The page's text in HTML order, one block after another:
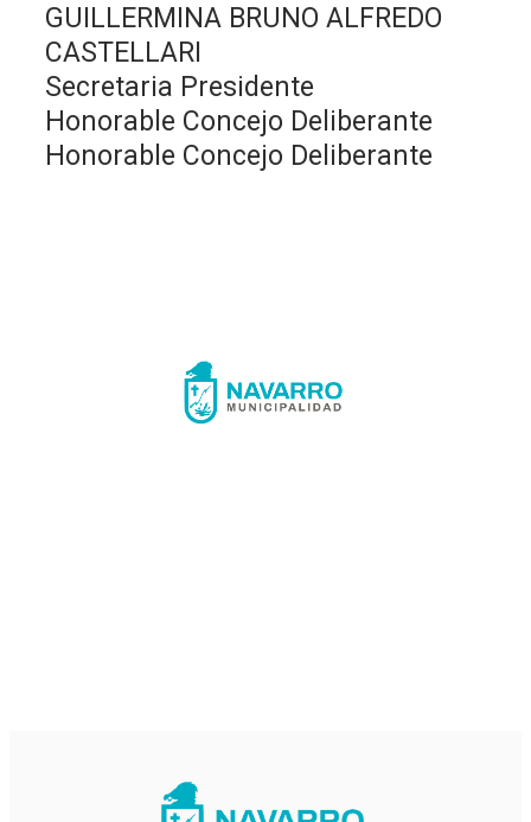
GUILLERMINA BRUNO ALFREDO
CASTELLARI
Secretaria Presidente
Honorable Concejo Deliberante
Honorable Concejo Deliberante